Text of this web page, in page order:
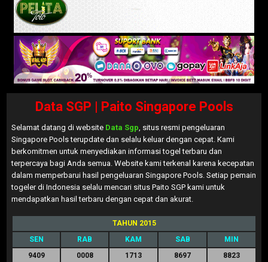
Data SGP | Paito Singapore Pools
Selamat datang di website Data Sgp , situs resmi pengeluaran
Singapore Pools terupdate dan selalu keluar dengan cepat. Kami
berkomitmen untuk menyediakan informasi togel terbaru dan
terpercaya bagi Anda semua. Website kami terkenal karena kecepatan
dalam memperbarui hasil pengeluaran Singapore Pools. Setiap pemain
togeler di Indonesia selalu mencari situs Paito SGP kami untuk
mendapatkan hasil terbaru dengan cepat dan akurat.
TAHUN 2015
SEN
RAB KAM SAB
MIN
9409
0008 1713 8697
8823